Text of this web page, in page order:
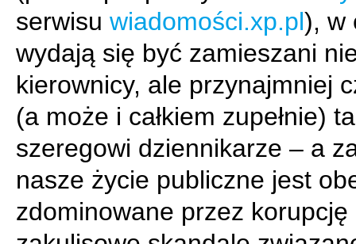
serwisu wiadomości.xp.pl), w
wydają się być zamieszani
kierownicy, ale przynajmniej
(a może i całkiem zupełnie)
szeregowi dziennikarze – a
nasze życie publiczne jest
zdominowane przez korupcję